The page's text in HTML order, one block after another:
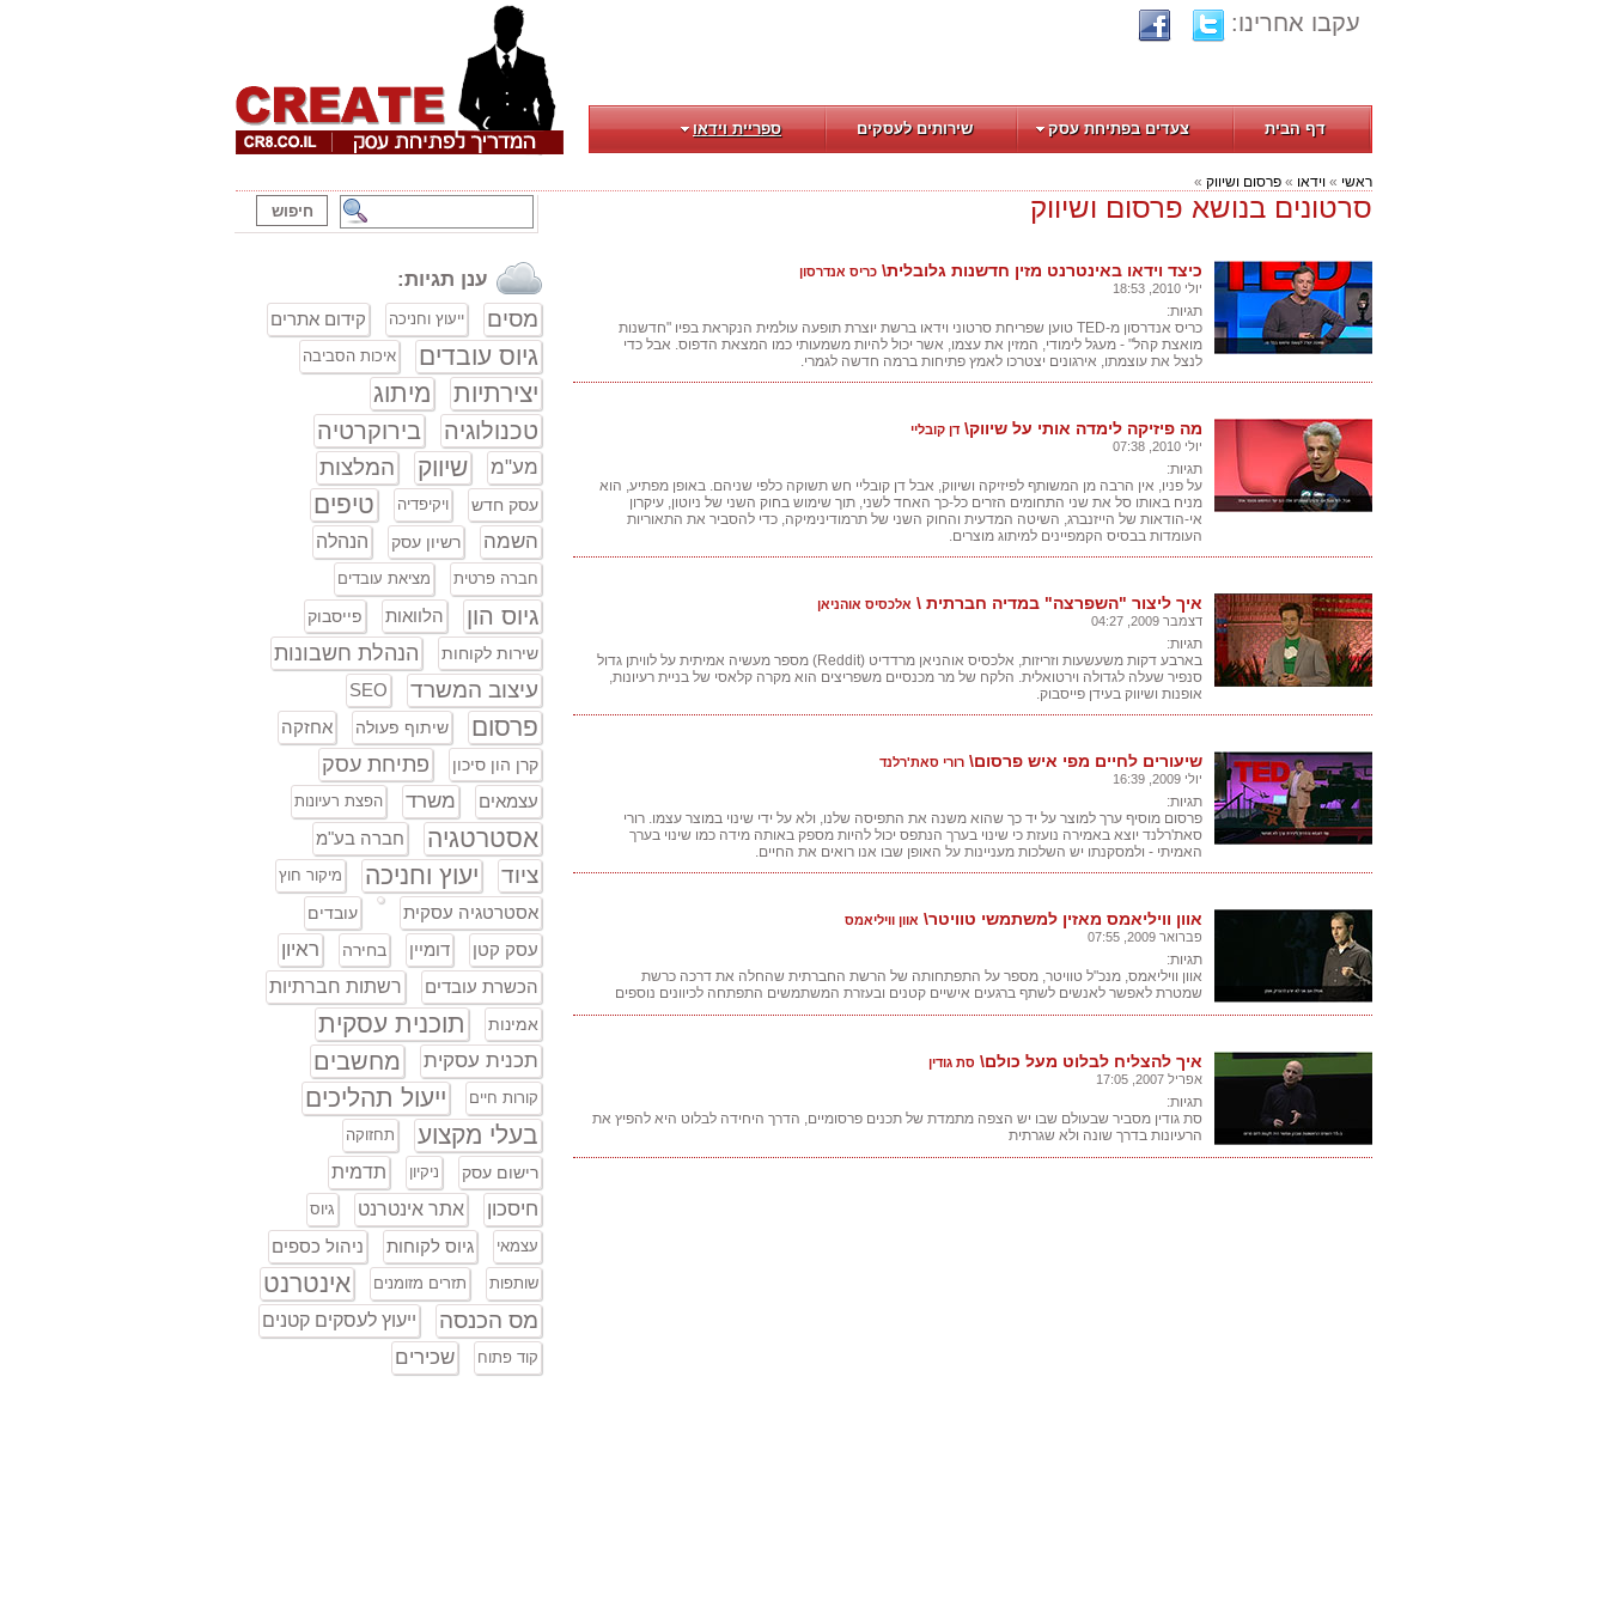
עקבו אחרינו:
דף הבית צעדים בפתיחת עסק שירותים לעסקים ספריית וידאו
ראשי » וידאו » פרסום ושיווק »
סרטונים בנושא פרסום ושיווק
כיצד וידאו באינטרנט מזין חדשנות גלובלית\ כריס אנדרסון
יולי 2010, 18:53
כריס אנדרסון מ-TED טוען שפריחת סרטוני וידאו ברשת יוצרת תופעה עולמית הנקראת בפיו "חדשנות
מואצת קהל" - מעגל לימודי, המזין את עצמו, אשר יכול להיות משמעותי כמו המצאת הדפוס. אבל כדי
לנצל את עוצמתו, אירגונים יצטרכו לאמץ פתיחות ברמה חדשה לגמרי.
תגיות:
מה פיזיקה לימדה אותי על שיווק\דן קובליי
יולי 2010, 07:38
על פניו, אין הרבה מן המשותף לפיזיקה ושיווק, אבל דן קובליי חש תשוקה כלפי שניהם. באופן מפתיע, הוא
מניח באותו סל את שני התחומים הזרים כל-כך האחד לשני, תוך שימוש בחוק השני של ניוטון, עיקרון
אי-הודאות של הייזנברג, השיטה המדעית והחוק השני של תרמודינימיקה, כדי להסביר את התאוריות
העומדות בבסיס הקמפיינים למיתוג מוצרים.
תגיות:
איך ליצור "השפרצה" במדיה חברתית \ אלכסיס אוהניאן
דצמבר 2009, 04:27
בארבע דקות משעשעות וזריזות, אלכסיס אוהניאן מרדדיט (Reddit) מספר מעשיה אמיתית על לוויתן גדול
סנפיר שעלה לגדולה וירטואלית. הלקח של מר מכנסיים משפריצים הוא מקרה קלאסי של בניית רעיונות,
אופנות ושיווק בעידן פייסבוק.
תגיות:
שיעורים לחיים מפי איש פרסום\ רורי סאת'רלנד
יולי 2009, 16:39
פרסום מוסיף ערך למוצר על יד כך שהוא משנה את התפיסה שלנו, ולא על ידי שינוי במוצר עצמו. רורי
סאת'רלנד יוצא באמירה נועזת כי שינוי בערך הנתפס יכול להיות מספק באותה מידה כמו שינוי בערך
האמיתי - ולמסקנתו יש השלכות מעניינות על האופן שבו אנו רואים את החיים.
תגיות:
אוון וויליאמס מאזין למשתמשי טוויטר\ אוון וויליאמס
פברואר 2009, 07:55
אוון וויליאמס, מנכ"ל טוויטר, מספר על התפתחותה של הרשת החברתית שהחלה את דרכה כרשת
שמטרת לאפשר לאנשים לשתף ברגעים אישיים קטנים ובעזרת המשתמשים התפתחה לכיוונים נוספים
תגיות:
איך להצליח לבלוט מעל כולם\ סת גודין
אפריל 2007, 17:05
סת גודין מסביר שבעולם שבו יש הצפה מתמדת של תכנים פרסומיים, הדרך היחידה לבלוט היא להפיץ את
הרעיונות בדרך שונה ולא שגרתית
תגיות:
ענן תגיות:
מסים ייעוץ וחניכה קידום אתרים
גיוס עובדים איכות הסביבה
יצירתיות מיתוג
טכנולוגיה בירוקרטיה
מע"מ שיווק המלצות
עסק חדש ויקיפדיה טיפים
השמה רשיון עסק הנהלה
חברה פרטית מציאת עובדים
גיוס הון הלוואות
פייסבוק
שירות לקוחות
הנהלת חשבונות
עיצוב המשרד SEO
פרסום שיתוף פעולה אחזקה
קרן הון סיכון פתיחת עסק
עצמאים משרד הפצת רעיונות
אסטרטגיה חברה בע"מ
ציוד יעוץ וחניכה מיקור חוץ
אסטרטגיה עסקית עובדים
עסק קטן דומיין בחירה ראיון
הכשרת עובדים רשתות חברתיות
אמינות תוכנית עסקית
תכנית עסקית מחשבים
קורות חיים
ייעול תהליכים
בעלי מקצוע
תחזוקה
רישום עסק ניקיון תדמית
חיסכון אתר אינטרנט גיוס
עצמאי גיוס לקוחות ניהול כספים
שותפות תזרים מזומנים אינטרנט
מס הכנסה ייעוץ לעסקים קטנים
קוד פתוח שכירים